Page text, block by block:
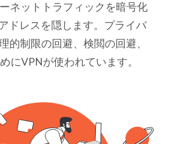
ネットトラフィックを暗号化
ドレスを隠します。プライバ
的制限の回避、検閲の回避、
にVPNが使われています。